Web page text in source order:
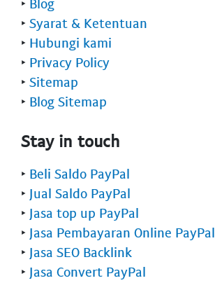
‣ Blog
‣ Syarat & Ketentuan
‣ Hubungi kami
‣ Privacy Policy
‣ Sitemap
‣ Blog Sitemap
Stay in touch
‣ Beli Saldo PayPal
‣ Jual Saldo PayPal
‣ Jasa top up PayPal
‣ Jasa Pembayaran Online PayPal
‣ Jasa SEO Backlink
‣ Jasa Convert PayPal